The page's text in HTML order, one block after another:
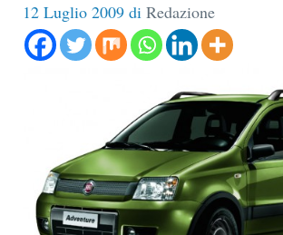
12 Luglio 2009 di Redazione